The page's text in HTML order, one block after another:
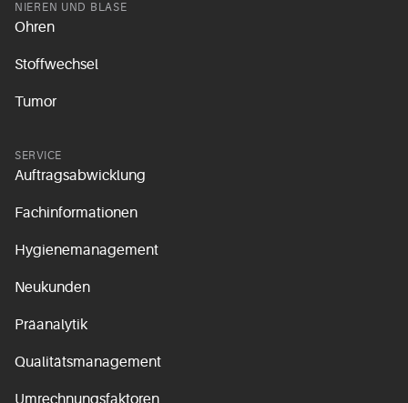
NIEREN UND BLASE
Ohren
Stoffwechsel
Tumor
SERVICE
Auftragsabwicklung
Fachinformationen
Hygienemanagement
Neukunden
Präanalytik
Qualitätsmanagement
Umrechnungsfaktoren